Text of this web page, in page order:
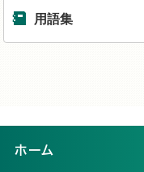
用語集
ホーム